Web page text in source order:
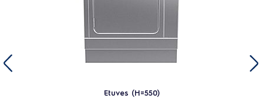
Etuves (H=550)